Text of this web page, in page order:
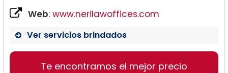
Web: www.nerilawoffices.com
Ver servicios brindados
Te encontramos el mejor precio